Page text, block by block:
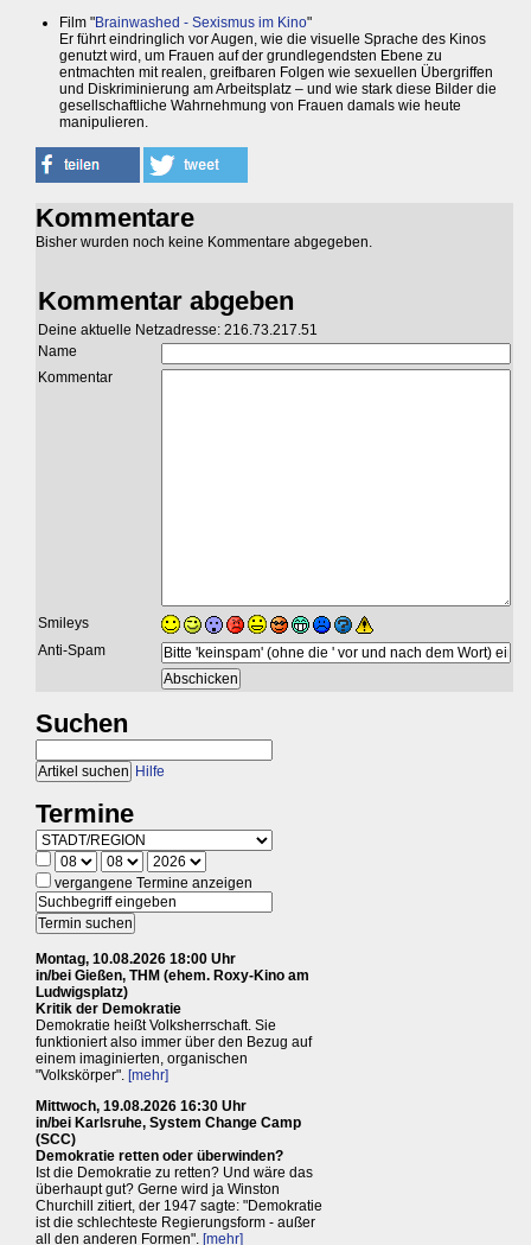
Film "Brainwashed - Sexismus im Kino"
Er führt eindringlich vor Augen, wie die visuelle Sprache des Kinos
genutzt wird, um Frauen auf der grundlegendsten Ebene zu
entmachten mit realen, greifbaren Folgen wie sexuellen Übergriffen
und Diskriminierung am Arbeitsplatz – und wie stark diese Bilder die
gesellschaftliche Wahrnehmung von Frauen damals wie heute
manipulieren.
Kommentare
Bisher wurden noch keine Kommentare abgegeben.
Kommentar abgeben
Deine aktuelle Netzadresse: 216.73.217.51
Name
Kommentar
Smileys
Anti-Spam
Suchen
Hilfe
Termine
vergangene Termine anzeigen
Montag, 10.08.2026 18:00 Uhr
in/bei Gießen, THM (ehem. Roxy-Kino am
Ludwigsplatz)
Kritik der Demokratie
Demokratie heißt Volksherrschaft. Sie
funktioniert also immer über den Bezug auf
einem imaginierten, organischen
"Volkskörper". [mehr]
Mittwoch, 19.08.2026 16:30 Uhr
in/bei Karlsruhe, System Change Camp
(SCC)
Demokratie retten oder überwinden?
Ist die Demokratie zu retten? Und wäre das
überhaupt gut? Gerne wird ja Winston
Churchill zitiert, der 1947 sagte: "Demokratie
ist die schlechteste Regierungsform - außer
all den anderen Formen". [mehr]